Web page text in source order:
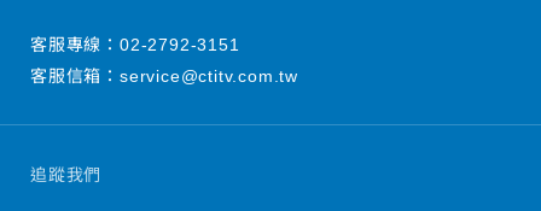
追蹤我們
客服專線： 02-2792-3151
客服信箱： service@ctitv.com.tw